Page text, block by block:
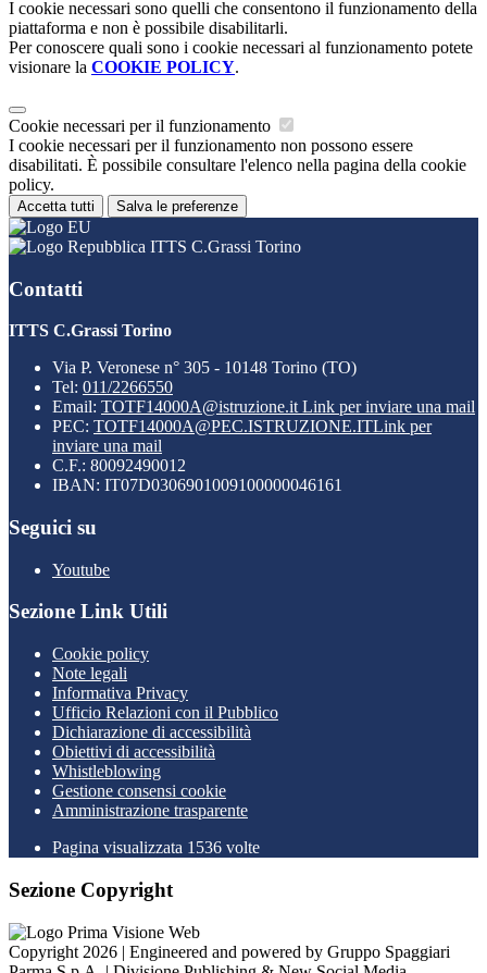
I cookie necessari sono quelli che consentono il funzionamento della
piattaforma e non è possibile disabilitarli.
Per conoscere quali sono i cookie necessari al funzionamento potete
visionare la COOKIE POLICY.
Cookie necessari per il funzionamento
I cookie necessari per il funzionamento non possono essere
disabilitati. È possibile consultare l'elenco nella pagina della cookie
policy.
Accetta tutti Salva le preferenze
ITTS C.Grassi Torino
Contatti
ITTS C.Grassi Torino
Via P. Veronese n° 305 - 10148 Torino (TO)
Tel: 011/2266550
Email: TOTF14000A@istruzione.it Link per inviare una mail
PEC: TOTF14000A@PEC.ISTRUZIONE.ITLink per
inviare una mail
C.F.: 80092490012
IBAN: IT07D0306901009100000046161
Seguici su
Youtube
Sezione Link Utili
Cookie policy
Note legali
Informativa Privacy
Ufficio Relazioni con il Pubblico
Dichiarazione di accessibilità
Obiettivi di accessibilità
Whistleblowing
Gestione consensi cookie
Amministrazione trasparente
Pagina visualizzata 1536 volte
Sezione Copyright
Copyright 2026 | Engineered and powered by Gruppo Spaggiari